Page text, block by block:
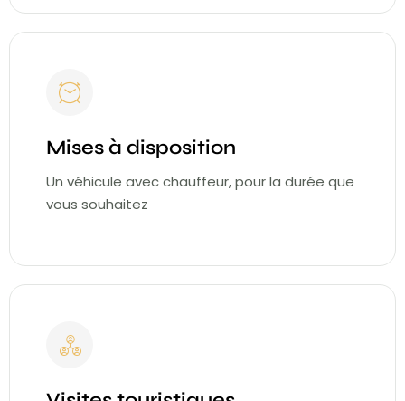
Mises à disposition
Un véhicule avec chauffeur, pour la durée que
vous souhaitez